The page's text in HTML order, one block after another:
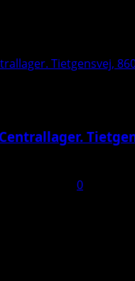
Tietgensvej,
Centrallager.
0